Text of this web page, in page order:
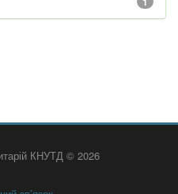
КНУТД © 2026